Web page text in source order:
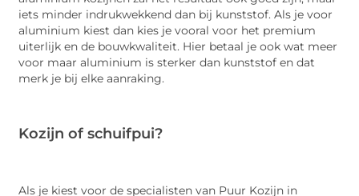
iets minder indrukwekkend dan bij kunststof. Als je voor
aluminium kiest dan kies je vooral voor het premium
uiterlijk en de bouwkwaliteit. Hier betaal je ook wat meer
voor maar aluminium is sterker dan kunststof en dat
merk je bij elke aanraking.
Kozijn of schuifpui?
Als je kiest voor de specialisten van Puur Kozijn in